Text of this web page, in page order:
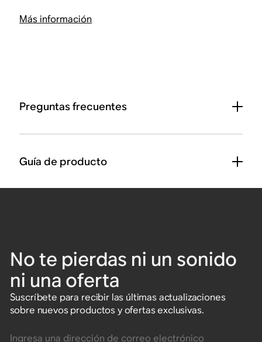
Más información
Preguntas frecuentes
Guía de producto
No te pierdas ni un sonido
ni una oferta
Suscríbete para recibir las últimas actualizaciones
sobre nuevos productos y ofertas exclusivas.